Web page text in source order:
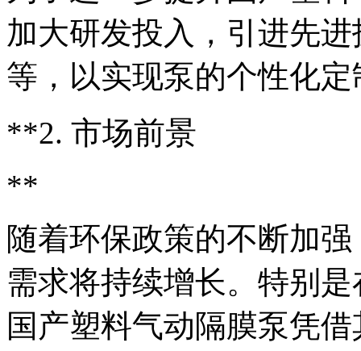
加大研发投入，引进先
等，以实现泵的个性化
**2. 市场前景
**
随着环保政策的不断加
需求将持续增长。特别
国产塑料气动隔膜泵凭